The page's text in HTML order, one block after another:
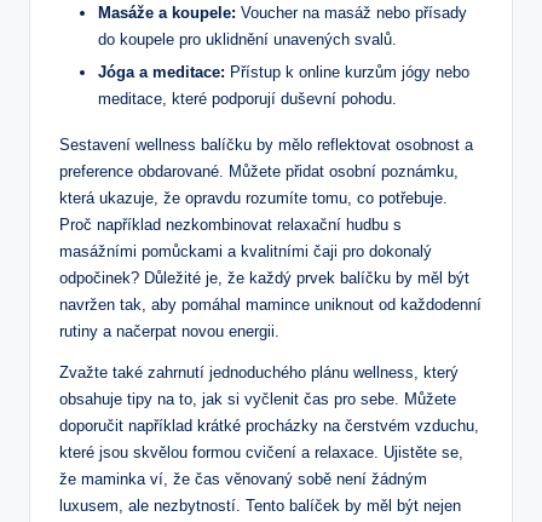
Masáže a ​koupele: Voucher ‍na ⁤masáž⁣ nebo přísady
do koupele‌ pro uklidnění unavených svalů.
Jóga a meditace: Přístup⁢ k online kurzům jógy nebo
meditace,⁣ které podporují⁤ duševní pohodu.
Sestavení ⁤wellness balíčku ⁤by mělo⁢ reflektovat osobnost a
preference obdarované. Můžete‌ přidat osobní poznámku,
‍která ukazuje, že opravdu rozumíte tomu, co potřebuje.
Proč například nezkombinovat relaxační hudbu s
masážními pomůckami a kvalitními čaji pro dokonalý
odpočinek? Důležité je, že každý prvek ⁣balíčku by ⁤měl být
navržen tak, aby pomáhal mamince uniknout od každodenní
rutiny a načerpat novou⁤ energii.
Zvažte také zahrnutí jednoduchého ‌plánu wellness, který
obsahuje tipy na to, jak si vyčlenit čas ‍pro sebe. Můžete⁢
doporučit například krátké procházky na čerstvém vzduchu,
které jsou⁤ skvělou formou cvičení a relaxace. Ujistěte se, ​
že maminka ví, že čas věnovaný sobě není žádným
⁣luxusem, ale nezbytností. Tento balíček⁢ by měl být nejen